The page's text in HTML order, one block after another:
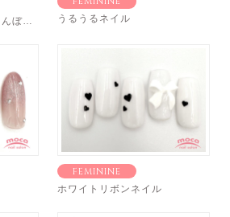
うるうるネイル
FEMININE
ホワイトリボンネイル